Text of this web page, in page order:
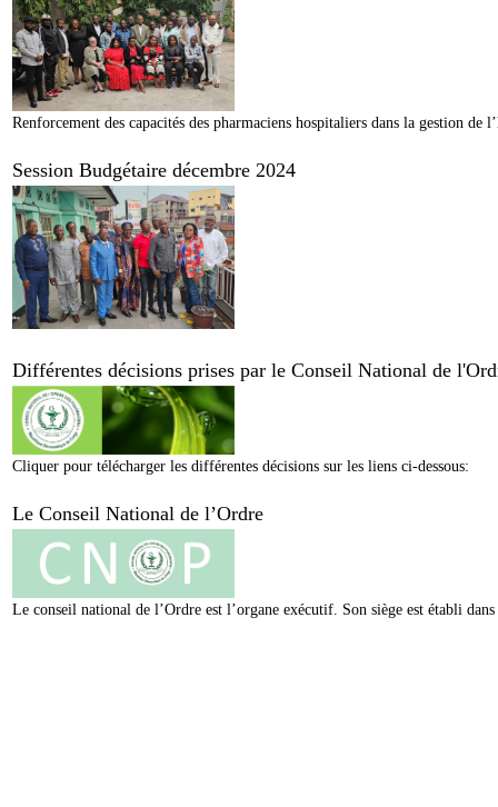
Renforcement des capacités des pharmaciens hospitaliers dans la gestion
Session Budgétaire décembre 2024
Différentes décisions prises par le Conseil National de
Cliquer pour télécharger les différentes décisions sur les liens ci-dessous:
Le Conseil National de l’Ordre
Le conseil national de l’Ordre est l’organe exécutif. Son siège est établi